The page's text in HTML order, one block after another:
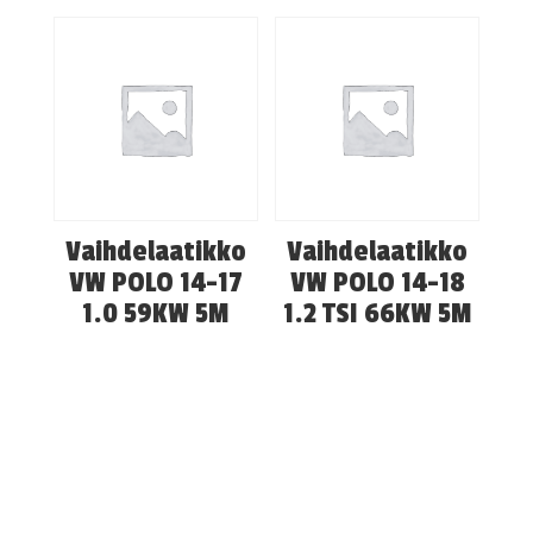
Vaihdelaatikko
VW POLO 14-17
1.0 59KW 5M
Vaihdelaatikko
VW POLO 14-18
1.2 TSI 66KW 5M